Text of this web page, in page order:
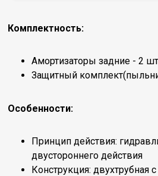
Комплектность:
Амортизаторы задние - 2
Защитный
Особенности:
Принцип действия:
двустороннего действия
Конструкция: двухтрубная